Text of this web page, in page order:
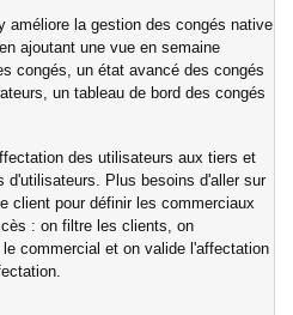
améliore la gestion des congés native
ajoutant une vue en semaine
congés, un état avancé des congés
un tableau de bord des congés
des utilisateurs aux tiers et
d'utilisateurs. Plus besoins d'aller sur
client pour définir les commerciaux
: on filtre les clients, on
commercial et on valide l'affectation